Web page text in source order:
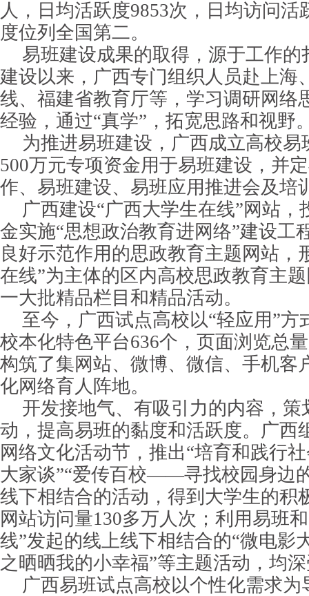
人，日均活跃度9853次，日均访问活
度位列全国第二。
易班建设成果的取得，源于工作的
建设以来，广西专门组织人员赴上海
线、福建省教育厅等，学习调研网络
经验，通过“真学”，拓宽思路和视野
为推进易班建设，广西成立高校
500万元专项资金用于易班建设，并
作、易班建设、易班应用推进会及培
广西建设“广西大学生在线”网站，
金实施“思想政治教育进网络”建设工
良好示范作用的思政教育主题网站，
在线”为主体的区内高校思政教育主
一大批精品栏目和精品活动。
至今，广西试点高校以“轻应用”方
校本化特色平台636个，页面浏览总
构筑了集网站、微博、微信、手机客
化网络育人阵地。
开发接地气、有吸引力的内容，策
动，提高易班的黏度和活跃度。广西
网络文化活动节，推出“培育和践行
大家谈”“爱传百校——寻找校园身边
线下相结合的活动，得到大学生的积
网站访问量130多万人次；利用易班
线”发起的线上线下相结合的“微电影
之晒晒我的小幸福”等主题活动，均
广西易班试点高校以个性化需求